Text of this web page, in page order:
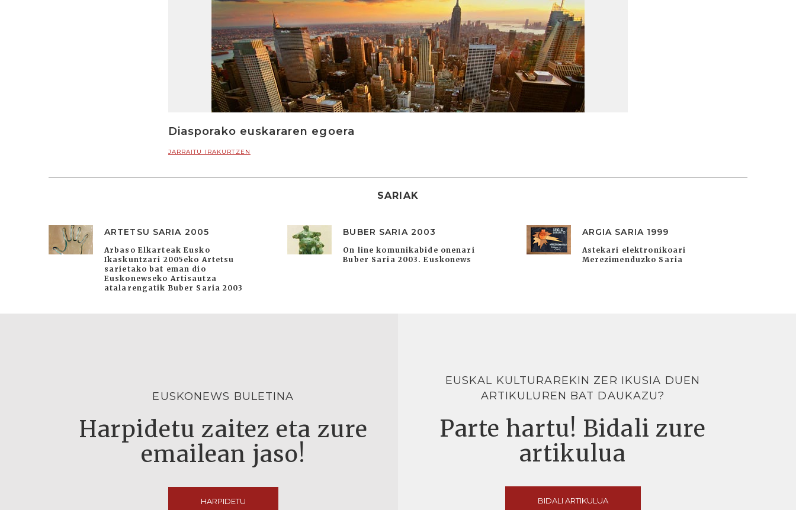
Diasporako euskararen egoera
JARRAITU IRAKURTZEN
SARIAK
ARTETSU SARIA 2005
Arbaso Elkarteak Eusko
Ikaskuntzari 2005eko Artetsu
sarietako bat eman dio
Euskonewseko Artisautza
atalarengatik Buber Saria 2003
BUBER SARIA 2003
On line komunikabide onenari
Buber Saria 2003. Euskonews
ARGIA SARIA 1999
Astekari elektronikoari
Merezimenduzko Saria
EUSKONEWS BULETINA
Harpidetu zaitez eta zure
emailean jaso!
HARPIDETU
EUSKAL KULTURAREKIN ZER IKUSIA DUEN
ARTIKULUREN BAT DAUKAZU?
Parte hartu! Bidali zure
artikulua
BIDALI ARTIKULUA